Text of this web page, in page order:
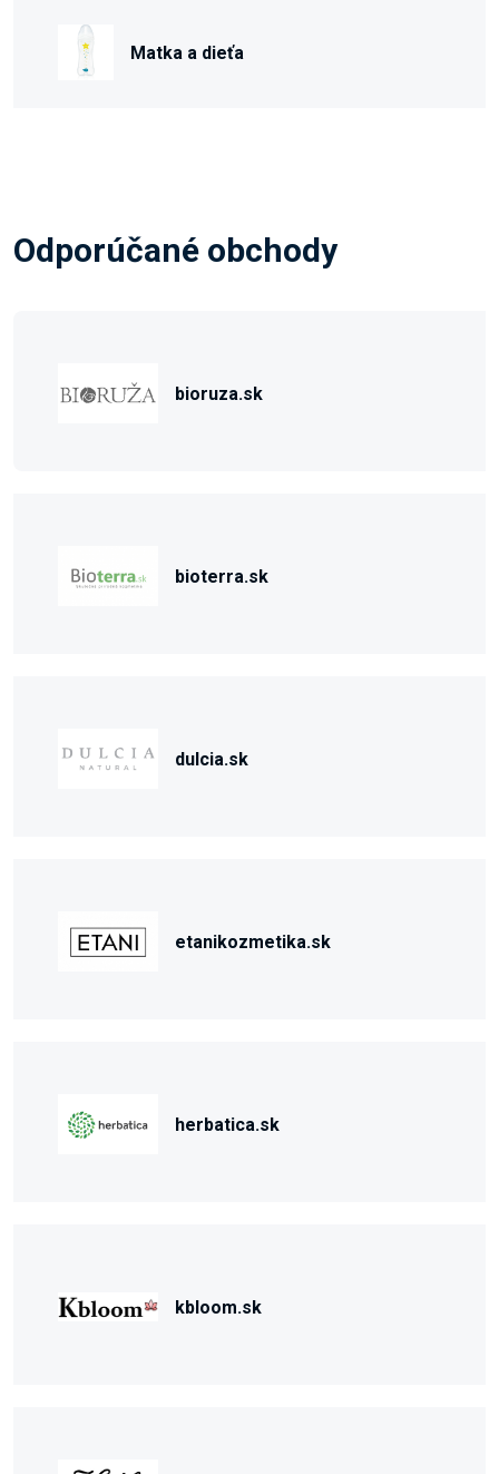
Matka a dieťa
Odporúčané obchody
bioruza.sk
bioterra.sk
dulcia.sk
etanikozmetika.sk
herbatica.sk
kbloom.sk